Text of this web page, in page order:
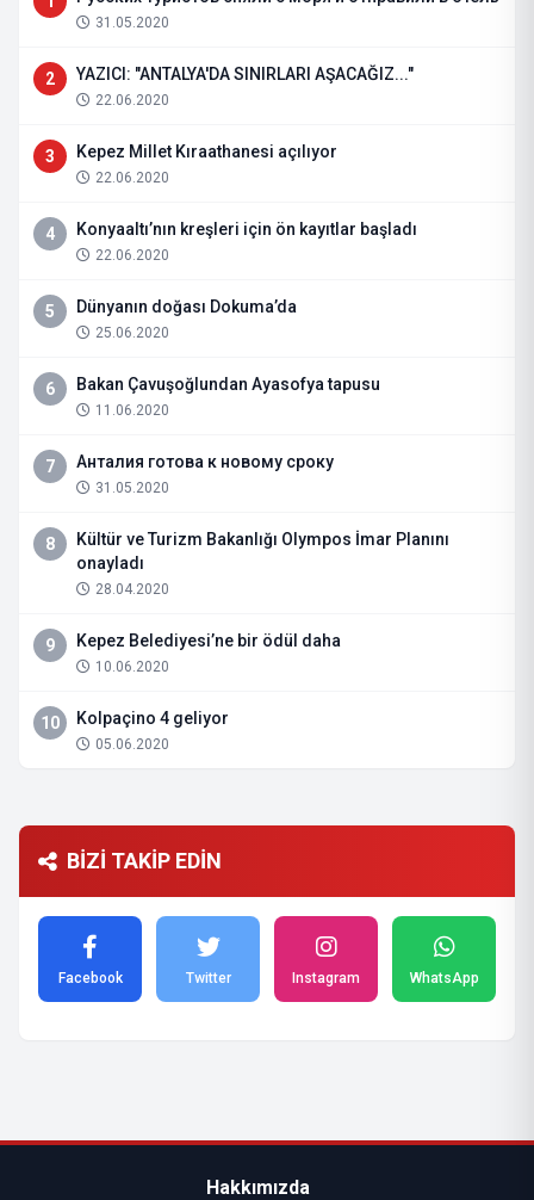
31.05.2020
2 YAZICI: "ANTALYA'DA SINIRLARI AŞACAĞIZ..."
22.06.2020
3 Kepez Millet Kıraathanesi açılıyor
22.06.2020
4 Konyaaltı’nın kreşleri için ön kayıtlar başladı
22.06.2020
5 Dünyanın doğası Dokuma’da
25.06.2020
6 Bakan Çavuşoğlundan Ayasofya tapusu
11.06.2020
7 Анталия готова к новому сроку
31.05.2020
8
Kültür ve Turizm Bakanlığı Olympos İmar Planını
onayladı
28.04.2020
9 Kepez Belediyesi’ne bir ödül daha
10.06.2020
10 Kolpaçino 4 geliyor
05.06.2020
BİZİ TAKİP EDİN
Facebook Twitter Instagram WhatsApp
Hakkımızda